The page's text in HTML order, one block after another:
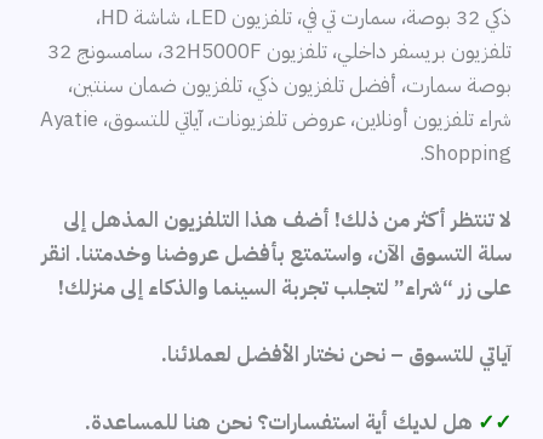
ذكي 32 بوصة، سمارت تي في، تلفزيون LED، شاشة HD،
تلفزيون بريسفر داخلي، تلفزيون 32H5000F، سامسونج 32
بوصة سمارت، أفضل تلفزيون ذكي، تلفزيون ضمان سنتين،
شراء تلفزيون أونلاين، عروض تلفزيونات، آياتي للتسوق، Ayatie
Shopping.
لا تنتظر أكثر من ذلك! أضف هذا التلفزيون المذهل إلى
سلة التسوق الآن، واستمتع بأفضل عروضنا وخدمتنا. انقر
على زر “شراء” لتجلب تجربة السينما والذكاء إلى منزلك!
آياتي للتسوق – نحن نختار الأفضل لعملائنا.
✓✓ هل لديك أية استفسارات؟ نحن هنا للمساعدة.